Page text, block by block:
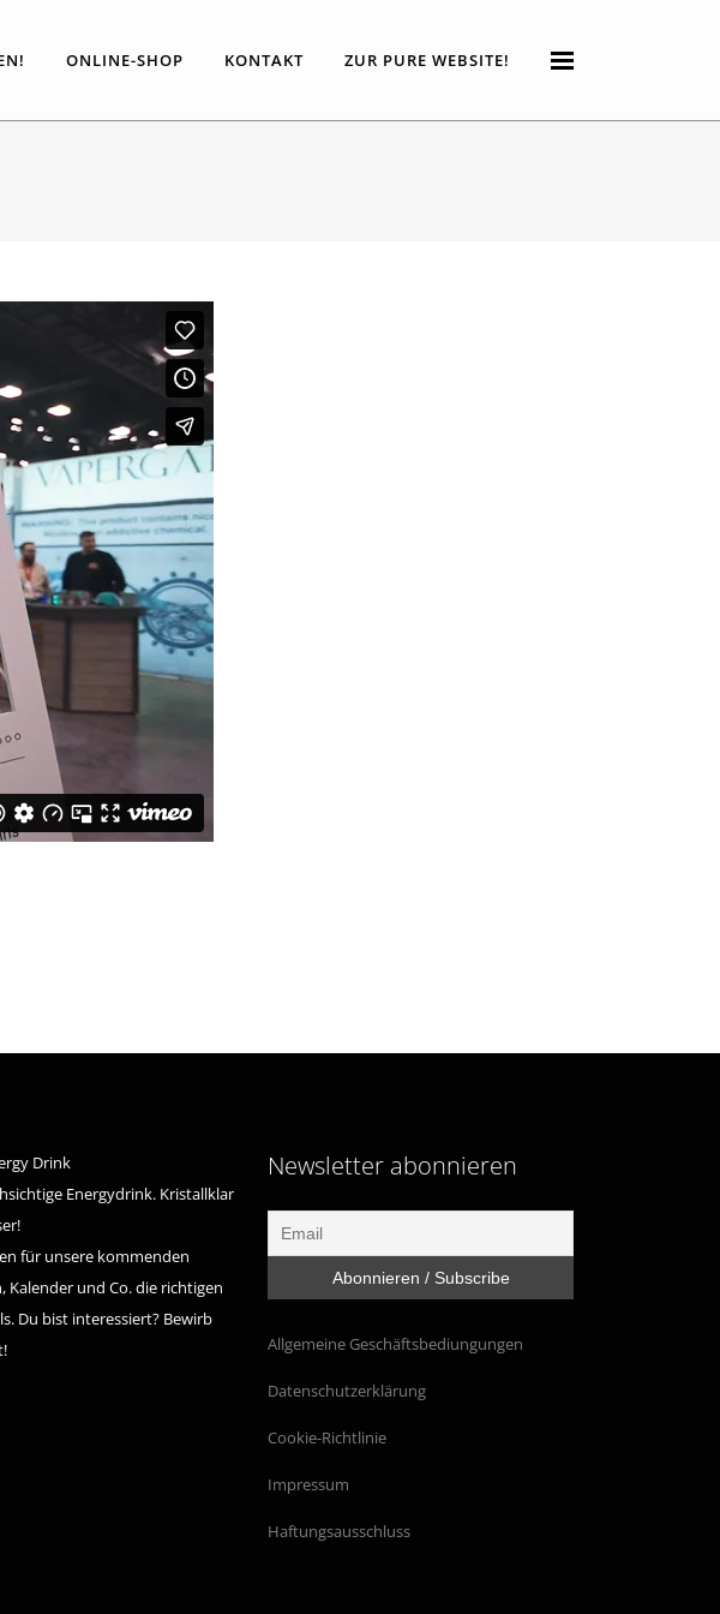
ONLINE-SHOP KONTAKT ZUR PURE WEBSITE!
Drink
Energydrink. Kristallklar
für unsere kommenden
Kalender und Co. die richtigen
Du bist interessiert? Bewirb
Newsletter abonnieren
Allgemeine Geschäftsbediungungen
Datenschutzerklärung
Cookie-Richtlinie
Impressum
Haftungsausschluss